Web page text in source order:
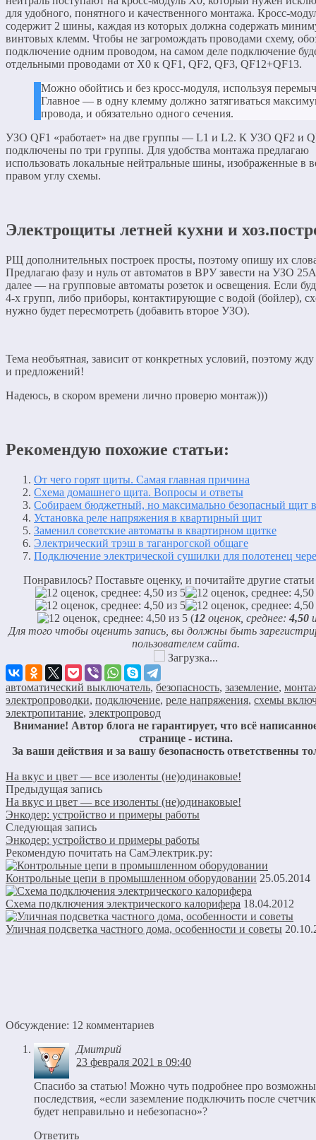
для удобного, понятного и качественного монтажа. Кросс-
содержит 2 шины, каждая из которых должна содержать
винтовых клемм. Чтобы не загромождать проводами схему,
подключение одним проводом, на самом деле подключение
отдельными проводами от Х0 к QF1, QF2, QF3, QF12+QF13.
Можно обойтись и без кросс-модуля, используя
Главное — в одну клемму должно затягиваться
провода, и обязательно одного сечения.
УЗО QF1 «работает» на две группы — L1 и L2. К УЗО QF2 и
подключены по три группы. Для удобства монтажа предлагаю
использовать локальные нейтральные шины, изображенные в
правом углу схемы.
Электрощиты летней кухни и
РЩ дополнительных построек просты, поэтому опишу их
Предлагаю фазу и нуль от автоматов в ВРУ завести на УЗО
далее — на групповые автоматы розеток и освещения. Если
4-х групп, либо приборы, контактирующие с водой (бойлер),
нужно будет пересмотреть (добавить второе УЗО).
Тема необъятная, зависит от конкретных условий, поэтому
и предложений!
Надеюсь, в скором времени лично проверю монтаж)))
Рекомендую похожие статьи:
От чего горят щиты. Самая главная причина
Схема домашнего щита. Вопросы и ответы
Собираем бюджетный, но максимально безопасный щит
Установка реле напряжения в квартирный щит
Заменил советские автоматы в квартирном щитке
Электрический трэш в таганрогской общаге
Подключение электрической сушилки для полотенец
Понравилось? Поставьте оценку, и почитайте другие
(12 оценок, среднее: 4,50
Для того чтобы оценить запись, вы должны быть
пользователем сайта.
Загрузка...
автоматический выключатель, безопасность, заземление,
электропроводки, подключение, реле напряжения, схемы
электропитание, электропровод
Внимание! Автор блога не гарантирует, что всё
странице - истина.
За ваши действия и за вашу безопасность ответственны
На вкус и цвет — все изоленты (не)одинаковые!
Предыдущая запись
На вкус и цвет — все изоленты (не)одинаковые!
Энкодер: устройство и примеры работы
Следующая запись
Энкодер: устройство и примеры работы
Рекомендую почитать на СамЭлектрик.ру:
Контрольные цепи в промышленном оборудовании 25.05.2014
Схема подключения электрического калорифера 18.04.2012
Уличная подсветка частного дома, особенности и советы
Обсуждение: 12 комментариев
Дмитрий
23 февраля 2021 в 09:40
Спасибо за статью! Можно чуть подробнее про
последствия, «если заземление подключить после
будет неправильно и небезопасно»?
Ответить